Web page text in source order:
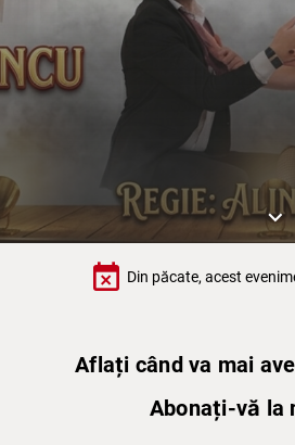
keyboard_arrow_down
event_busy Din păcate, acest
Aflați când va mai
Abonați-vă la